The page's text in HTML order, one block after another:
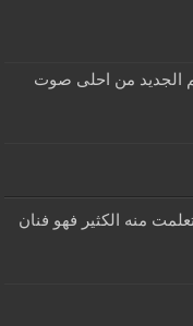
من احلى صوت
منه الكثير فهو فنان